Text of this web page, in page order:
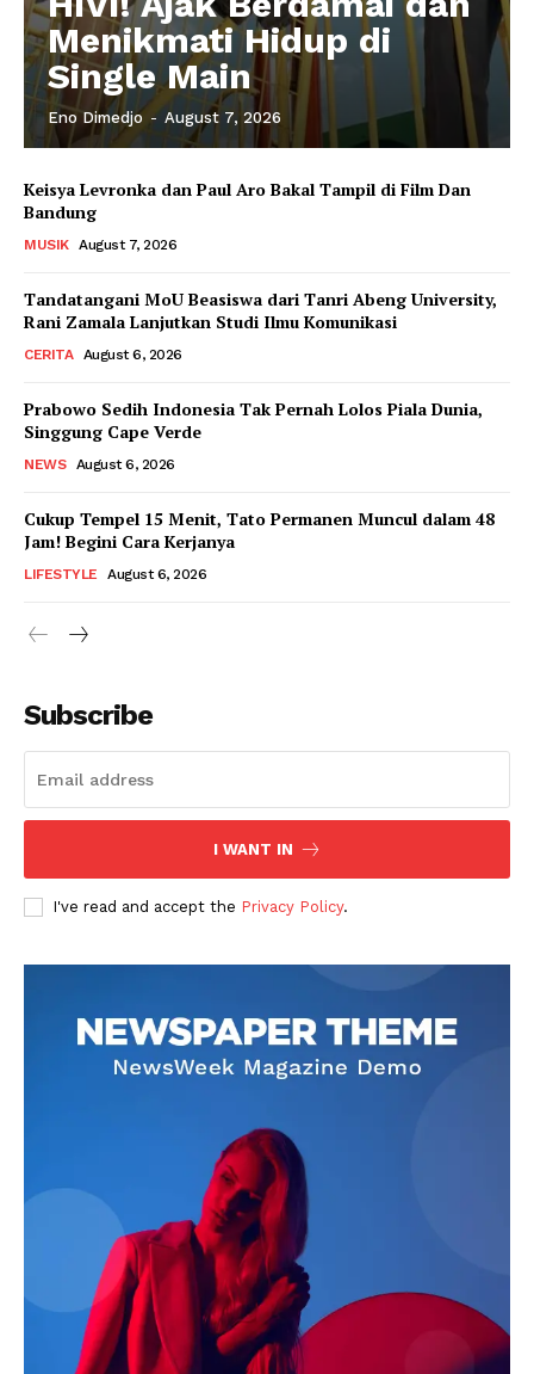
Menikmati Hidup di
Single Main
Eno Dimedjo - August 7, 2026
Keisya Levronka dan Paul Aro Bakal Tampil di Film Dan
Bandung
MUSIK August 7, 2026
Tandatangani MoU Beasiswa dari Tanri Abeng University,
Rani Zamala Lanjutkan Studi Ilmu Komunikasi
CERITA August 6, 2026
Prabowo Sedih Indonesia Tak Pernah Lolos Piala Dunia,
Singgung Cape Verde
NEWS August 6, 2026
Cukup Tempel 15 Menit, Tato Permanen Muncul dalam 48
Jam! Begini Cara Kerjanya
LIFESTYLE August 6, 2026
Subscribe
I WANT IN
I've read and accept the Privacy Policy.